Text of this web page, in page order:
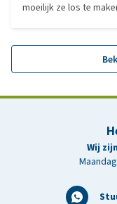
moeilijk ze los te
Wij